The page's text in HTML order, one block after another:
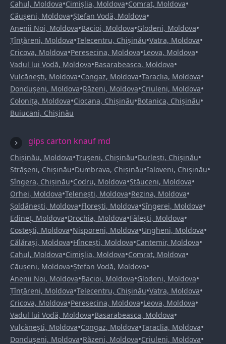
Cahul, Moldova•Cimișlia, Moldova•Comrat, Moldova•
Căușeni, Moldova•Ștefan Vodă, Moldova•
Anenii Noi, Moldova•Bacioi, Moldova•Glodeni, Moldova•
Țînțăreni, Moldova•Telecentru, Chișinău•Vatra, Moldova•
Cricova, Moldova•Peresecina, Moldova•Leova, Moldova•
Vadul lui Vodă, Moldova•Basarabeasca, Moldova•
Vulcănești, Moldova•Congaz, Moldova•Taraclia, Moldova•
Dondușeni, Moldova•Răzeni, Moldova•Criuleni, Moldova•
Colonița, Moldova•Ciocana, Chișinău•Botanica, Chișinău•
Buiucani, Chișinău
gips carton knauf md
Chișinău, Moldova•Trușeni, Chișinău•Durlești, Chișinău•
Strășeni, Chișinău•Dumbrava, Chișinău•Ialoveni, Chișinău•
Sîngera, Chișinău•Codru, Moldova•Stăuceni, Moldova•
Orhei, Moldova•Telenești, Moldova•Rezina, Moldova•
Șoldănești, Moldova•Florești, Moldova•Sîngerei, Moldova•
Edineț, Moldova•Drochia, Moldova•Fălești, Moldova•
Costești, Moldova•Nisporeni, Moldova•Ungheni, Moldova•
Călărași, Moldova•Hîncești, Moldova•Cantemir, Moldova•
Cahul, Moldova•Cimișlia, Moldova•Comrat, Moldova•
Căușeni, Moldova•Ștefan Vodă, Moldova•
Anenii Noi, Moldova•Bacioi, Moldova•Glodeni, Moldova•
Țînțăreni, Moldova•Telecentru, Chișinău•Vatra, Moldova•
Cricova, Moldova•Peresecina, Moldova•Leova, Moldova•
Vadul lui Vodă, Moldova•Basarabeasca, Moldova•
Vulcănești, Moldova•Congaz, Moldova•Taraclia, Moldova•
Dondușeni, Moldova•Răzeni, Moldova•Criuleni, Moldova•